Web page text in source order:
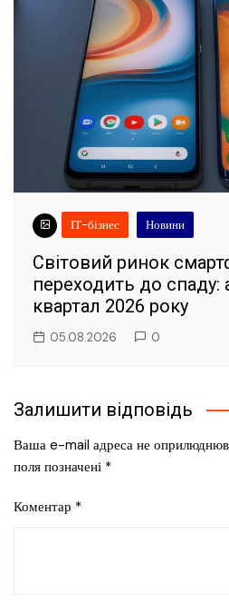
ІТ-бізнес Новини
Світовий ринок
переходить до спаду:
квартал 2026 року
05.08.2026 0
Залишити відповідь
Ваша e-mail адреса не
поля позначені *
Коментар *